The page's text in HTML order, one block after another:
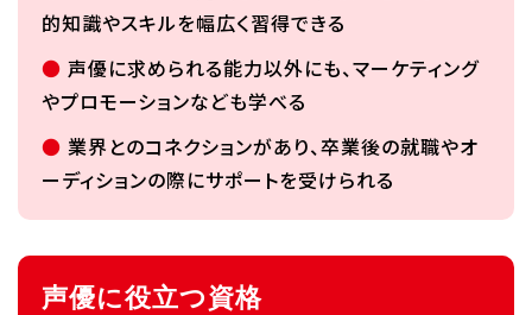
的知識やスキルを幅広く習得できる
声優に求められる能力以外にも、マーケティング
やプロモーションなども学べる
業界とのコネクションがあり、卒業後の就職やオ
ーディションの際にサポートを受けられる
声優に役立つ資格